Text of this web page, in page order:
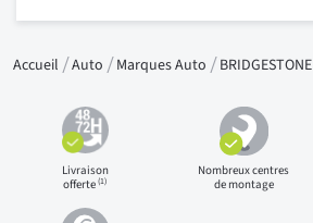
Accueil Auto Marques Auto BRIDGESTONE
Livraison
offerte(1)
Nombreux centres
de montage